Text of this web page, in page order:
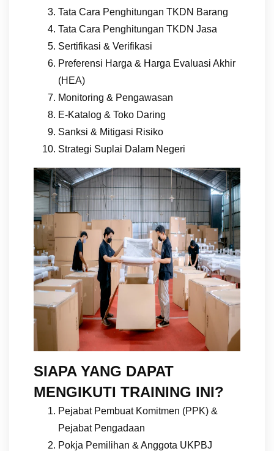
Tata Cara Penghitungan TKDN Barang
Tata Cara Penghitungan TKDN Jasa
Sertifikasi & Verifikasi
Preferensi Harga & Harga Evaluasi Akhir
(HEA)
Monitoring & Pengawasan
E-Katalog & Toko Daring
Sanksi & Mitigasi Risiko
Strategi Suplai Dalam Negeri
SIAPA YANG DAPAT
MENGIKUTI TRAINING INI?
Pejabat Pembuat Komitmen (PPK) &
Pejabat Pengadaan
Pokja Pemilihan & Anggota UKPBJ